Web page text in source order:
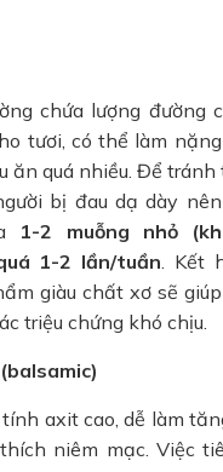
chứa lượng đường
tươi, có thể làm
ăn quá nhiều. Để tránh
bị đau dạ dày
1-2 muỗng nhỏ
1-2 lần/tuần. Kết
giàu chất xơ sẽ
triệu chứng khó chịu.
axit cao, dễ làm
niêm mạc. Việc